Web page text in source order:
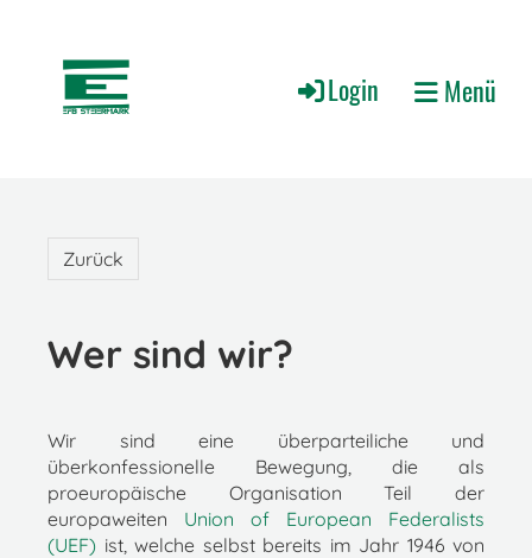
Login Menü
Zurück
Wer sind wir?
Wir sind eine überparteiliche und
überkonfessionelle Bewegung, die als
proeuropäische Organisation Teil der
europaweiten Union of European Federalists
(UEF) ist, welche selbst bereits im Jahr 1946 von